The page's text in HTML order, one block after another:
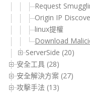
Request
Origin IP
linux提權
Download
ServerSide (20)
安全工具 (28)
安全解決方案 (27)
攻擊手法 (13)